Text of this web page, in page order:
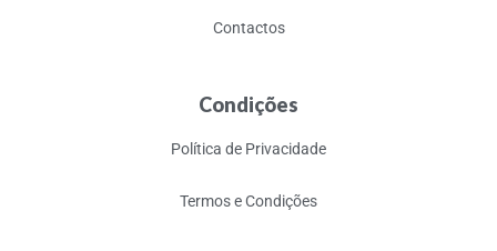
Contactos
Condições
Política de Privacidade
Termos e Condições